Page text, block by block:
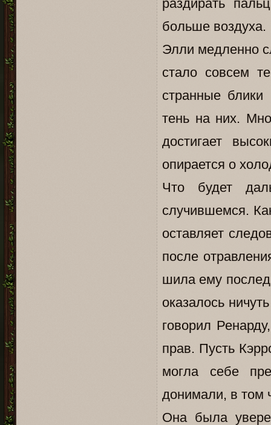
раздирать
больше воздуха.
Элли медленно
стало совсем
странные блики
тень на них.
достигает
опирается о
Что будет
случившемся.
оставляет
после
шила ему
оказалось
говорил
прав. Пусть
могла себе
донимали, в том
Она была